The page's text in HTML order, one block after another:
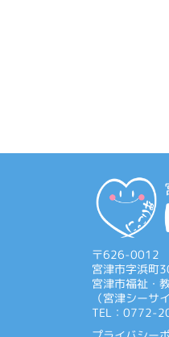
〒626-0012
宮津市字浜町
宮津市福祉・
（宮津シーサ
TEL：0772-